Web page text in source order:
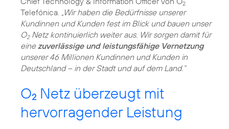
2
Telefónica. „Wir haben die Bedürfnisse unserer
Kundinnen und Kunden fest im Blick und bauen unser
O2Netz kontinuierlich weiter aus. Wir sorgen damit für
einezuverlässige und leistungsfähige Vernetzung
unserer 46 Millionen Kundinnen und Kunden in
Deutschland – in der Stadt und auf dem Land.“
O2 Netz überzeugt mit
hervorragender Leistung